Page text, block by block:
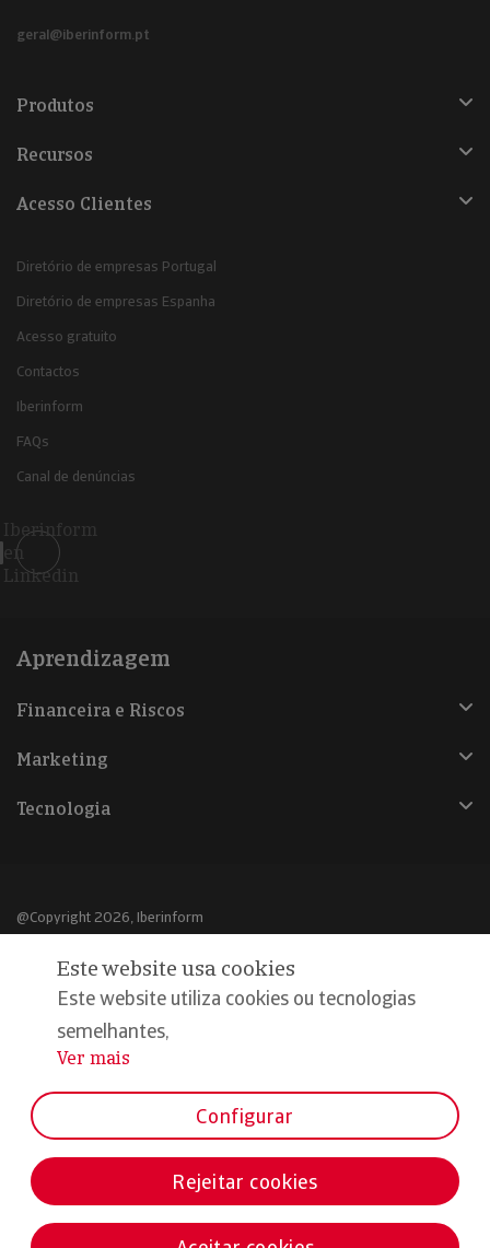
geral@iberinform.pt
Produtos
Recursos
Acesso Clientes
Diretório de empresas Portugal
Diretório de empresas Espanha
Acesso gratuito
Contactos
Iberinform
FAQs
Canal de denúncias
Iberinform
en
Linkedin
Aprendizagem
Financeira e Riscos
Marketing
Tecnologia
@Copyright 2026, Iberinform
Aviso legal
Política de cookies
Declaração de privacidade
Este website usa cookies
Este website utiliza cookies ou tecnologias
semelhantes,
...
Ver mais
Configurar
Rejeitar cookies